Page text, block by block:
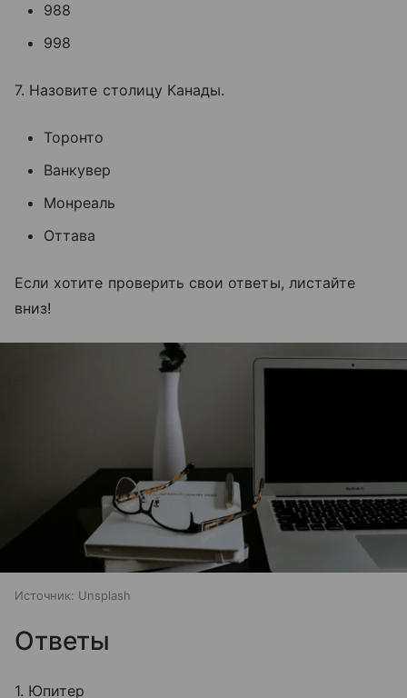
988
998
7. Назовите столицу Канады.
Торонто
Ванкувер
Монреаль
Оттава
Если хотите проверить свои ответы, листайте
вниз!
Источник: Unsplash
Ответы
1. Юпитер